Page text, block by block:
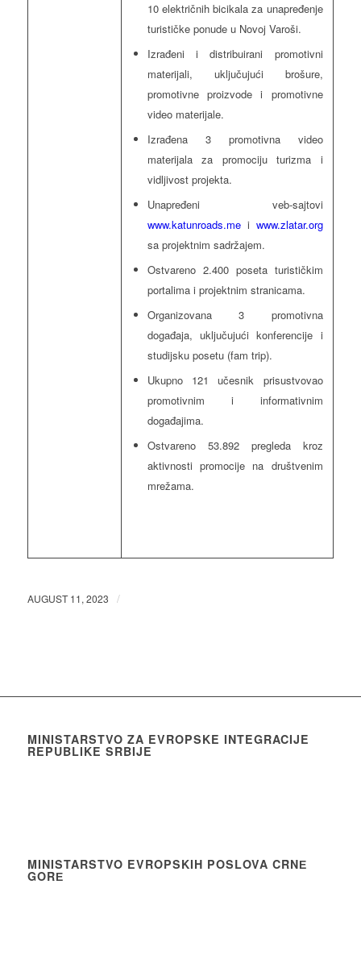
10 električnih bicikala za unapređenje
turističke ponude u Novoj Varoši.
Izrađeni i distribuirani promotivni
materijali, uključujući brošure,
promotivne proizvode i promotivne
video materijale.
Izrađena 3 promotivna video
materijala za promociju turizma i
vidljivost projekta.
Unapređeni veb-sajtovi
www.katunroads.mei www.zlatar.org
sa projektnim sadržajem.
Ostvareno 2.400 poseta turističkim
portalima i projektnim stranicama.
Organizovana 3 promotivna
događaja, uključujući konferencije i
studijsku posetu (fam trip).
Ukupno 121 učesnik prisustvovao
promotivnim i informativnim
događajima.
Ostvareno 53.892 pregleda kroz
aktivnosti promocije na društvenim
mrežama.
AUGUST 11, 2023 /
MINISTARSTVO ZA EVROPSKE INTEGRACIJE
REPUBLIKE SRBIJE
MINISTARSTVO EVROPSKIH POSLOVA CRNЕ
GORЕ